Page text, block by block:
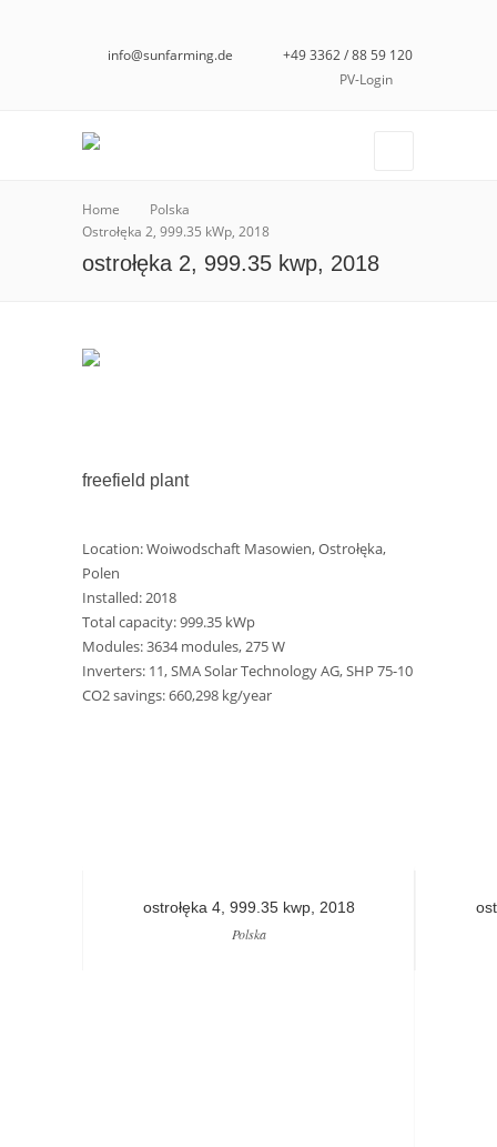
info@sunfarming.de
+49 3362 / 88 59 120
PV-Login
Home
Polska
Ostrołęka 2, 999.35 kWp, 2018
ostrołęka 2, 999.35 kwp, 2018
freefield plant
Location: Woiwodschaft Masowien, Ostrołęka,
Polen
Installed: 2018
Total capacity: 999.35 kWp
Modules: 3634 modules, 275 W
Inverters: 11, SMA Solar Technology AG, SHP 75-10
CO2 savings: 660,298 kg/year
ostrołęka 4, 999.35 kwp, 2018
Polska